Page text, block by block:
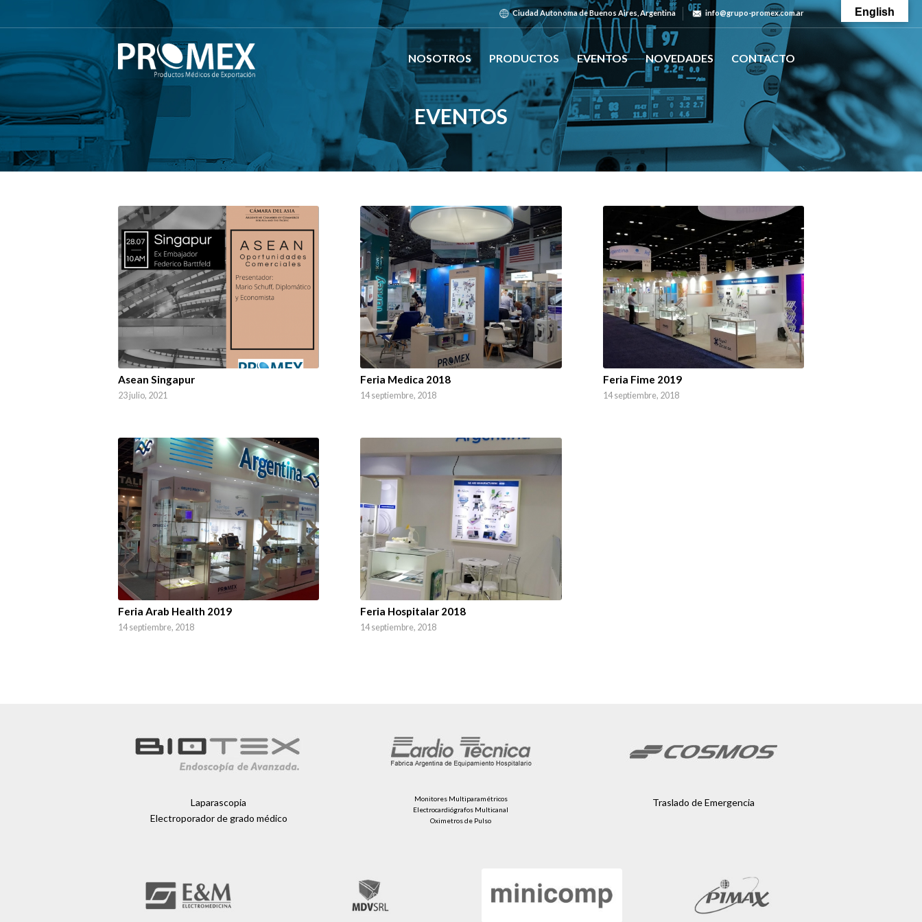
Ciudad Autonoma de Buenos Aires, Argentina info@grupo-promex.com.ar
NOSOTROS PRODUCTOS EVENTOS NOVEDADES CONTACTO
EVENTOS
Asean Singapur
23 julio, 2021
Feria Medica 2018
14 septiembre, 2018
Feria Fime 2019
14 septiembre, 2018
Feria Arab Health 2019
14 septiembre, 2018
Feria Hospitalar 2018
14 septiembre, 2018
Laparascopia
Electroporador de grado médico
Monitores Multiparamétricos
Electrocardiógrafos Multicanal
Oximetros de Pulso
Traslado de Emergencia
English